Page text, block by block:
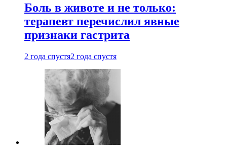
Боль в животе и не только:
терапевт перечислил явные
признаки гастрита
2 года спустя2 года спустя